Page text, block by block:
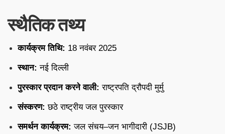
स्थैतिक तथ्य
कार्यक्रम तिथि: 18 नवंबर 2025
स्थान: नई दिल्ली
पुरस्कार प्रदान करने वाली: राष्ट्रपति द्रौपदी मुर्मु
संस्करण: छठे राष्ट्रीय जल पुरस्कार
समर्थन कार्यक्रम: जल संचय–जन भागीदारी (JSJB)